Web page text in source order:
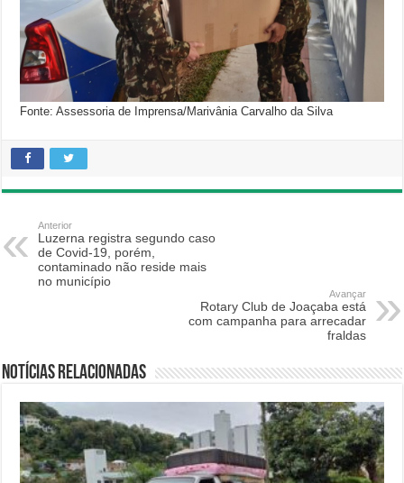
Fonte: Assessoria de Imprensa/Marivânia Carvalho da Silva
Anterior
Luzerna registra segundo caso
de Covid-19, porém,
contaminado não reside mais
no município
Avançar
Rotary Club de Joaçaba está
com campanha para arrecadar
fraldas
Notícias relacionadas